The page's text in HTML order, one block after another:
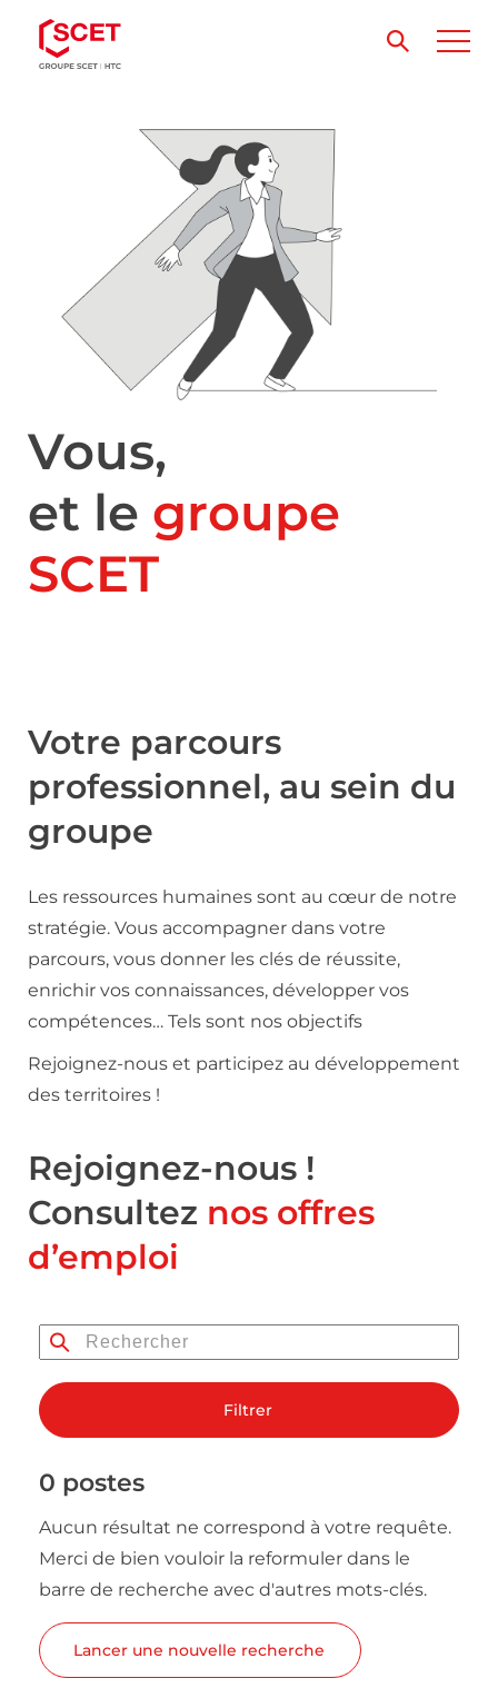
Vous,
et le groupe
SCET
Votre parcours
professionnel, au sein du
groupe
Les ressources humaines sont au cœur de notre
stratégie. Vous accompagner dans votre
parcours, vous donner les clés de réussite,
enrichir vos connaissances, développer vos
compétences… Tels sont nos objectifs
Rejoignez-nous et participez au développement
des territoires !
Rejoignez-nous !
Consultez nos offres
d’emploi
Filtrer
0 postes
Aucun résultat ne correspond à votre requête.
Merci de bien vouloir la reformuler dans le
barre de recherche avec d'autres mots-clés.
Lancer une nouvelle recherche